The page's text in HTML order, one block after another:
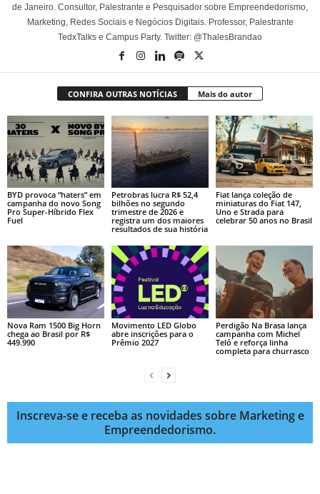
de Janeiro. Consultor, Palestrante e Pesquisador sobre Empreendedorismo,
Marketing, Redes Sociais e Negócios Digitais. Professor, Palestrante
TedxTalks e Campus Party. Twitter: @ThalesBrandao
CONFIRA OUTRAS NOTÍCIAS Mais do autor
BYD provoca “haters” em
campanha do novo Song
Pro Super-Híbrido Flex
Fuel
Petrobras lucra R$ 52,4
bilhões no segundo
trimestre de 2026 e
registra um dos maiores
resultados de sua história
Fiat lança coleção de
miniaturas do Fiat 147,
Uno e Strada para
celebrar 50 anos no Brasil
Nova Ram 1500 Big Horn
chega ao Brasil por R$
449.990
Movimento LED Globo
abre inscrições para o
Prêmio 2027
Perdigão Na Brasa lança
campanha com Michel
Teló e reforça linha
completa para churrasco
Inscreva-se e receba as novidades sobre Marketing e
Empreendedorismo.